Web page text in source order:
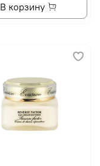
В корзину